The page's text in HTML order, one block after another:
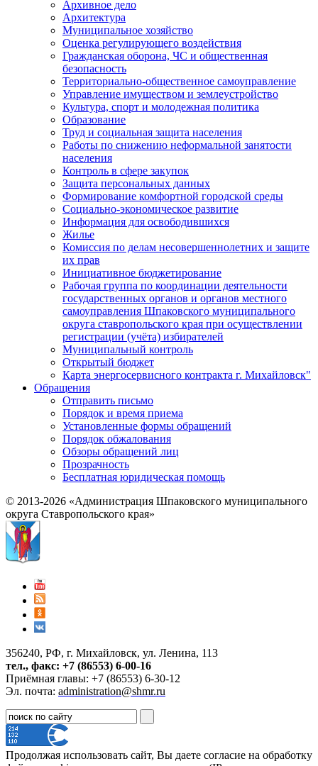
Архивное дело
Архитектура
Муниципальное хозяйство
Оценка регулирующего воздействия
Гражданская оборона, ЧС и общественная
безопасность
Территориально-общественное самоуправление
Управление имуществом и землеустройство
Культура, спорт и молодежная политика
Образование
Труд и социальная защита населения
Работы по снижению неформальной занятости
населения
Контроль в сфере закупок
Защита персональных данных
Формирование комфортной городской среды
Социально-экономическое развитие
Информация для освободившихся
Жилье
Комиссия по делам несовершеннолетних и защите
их прав
Инициативное бюджетирование
Рабочая группа по координации деятельности
государственных органов и органов местного
самоуправления Шпаковского муниципального
округа ставропольского края при осуществлении
регистрации (учёта) избирателей
Муниципальный контроль
Открытый бюджет
Карта энергосервисного контракта г. Михайловск"
Обращения
Отправить письмо
Порядок и время приема
Установленные формы обращений
Порядок обжалования
Обзоры обращений лиц
Прозрачность
Бесплатная юридическая помощь
© 2013-2026 «Администрация Шпаковского муниципального
округа Ставропольского края»
356240, РФ, г. Михайловск, ул. Ленина, 113
тел., факс: +7 (86553) 6-00-16
Приёмная главы: +7 (86553) 6-30-12
Эл. почта: administration@shmr.ru
Продолжая использовать сайт, Вы даете согласие на обработку